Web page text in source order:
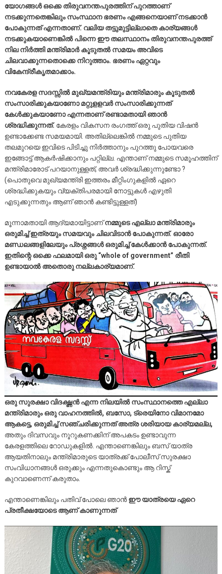
യോഗങ്ങൾ ഒക്കെ തിരുവനന്തപുരത്തിന് പുറത്താണ്
നടക്കുന്നതെങ്കിലും സംസ്ഥാന ഭരണം എങ്ങനെയാണ് നടക്കാൻ
പോകുന്നത് എന്നതാണ്. വലിയ തട്ടുമുട്ടില്ലാതെ കാര്യങ്ങൾ
നടക്കുകയാണെങ്കിൽ പിന്നെ ഈ തലസ്ഥാനം തിരുവനന്തപുരത്ത്
നില നിർത്തി മന്ത്രിമാർ കൂടുതൽ സമയം അവിടെ
ചിലവാക്കുന്നതൊക്കെ നിറുത്താം. ഭരണം ഏറ്റവും
വികേന്ദ്രീകൃതമാക്കാം.
നവകേരള സദസ്സിൽ മുഖ്യമന്ത്രിയും മന്ത്രിമാരും കൂടുതൽ
സംസാരിക്കുകയാണോ മറ്റുളളവർ സംസാരിക്കുന്നത്
കേൾക്കുകയാണോ എന്നതാണ് രണ്ടാമതായി ഞാൻ
ശ്രദ്ധിക്കുന്നത്. കേരളം വികസന രംഗത്ത് ഒരു പുതിയ വിഷൻ
ഉണ്ടാക്കേണ്ട സമയമായി. അതില്ലെങ്കിൽ നമ്മുടെ പുതിയ
തലമുറയെ ഇവിടെ പിടിച്ചു നിർത്താനും പുറത്തു പോയവരെ
ഇങ്ങോട്ട് ആകർഷിക്കാനും പറ്റില്ല. എന്താണ് നമ്മുടെ സമൂഹത്തിന്
മന്ത്രിമാരോട് പറയാനുള്ളത്, അവർ ശ്രദ്ധിക്കുന്നുണ്ടോ ?
(പൊതുവെ മുഖ്യമന്ത്രി ഇത്തരം മീറ്റിംഗുകളിൽ ഏറെ
ശ്രദ്ധിക്കുകയും വ്യക്തിപരമായി നോട്ടുകൾ എഴുതി
എടുക്കുന്നതും ആണ് ഞാൻ കണ്ടിട്ടുള്ളത്)
മൂന്നാമതായി ആദ്യമായിട്ടാണ്നമ്മുടെ എല്ലാ മന്ത്രിമാരും
ഒരുമിച്ച് ഇത്രയും സമയവും ചിലവിടാൻ പോകുന്നത്. ഓരോ
മണ്ഡലങ്ങളിലേയും പ്രശ്നങ്ങൾ ഒരുമിച്ച് കേൾക്കാൻ പോകുന്നത്.
ഇതിന്റെ ഒക്കെ ഫലമായി ഒരു “whole of government” രീതി
ഉണ്ടായാൽ അതൊരു നല്ലകാര്യമാണ്.
ഒരു സുരക്ഷാ വിദഗ്ദ്ധൻ എന്ന നിലയിൽ സംസ്ഥാനത്തെ എല്ലാ
മന്ത്രിമാരും ഒരു വാഹനത്തിൽ, ബസോ, ട്രെയിനോ വിമാനമോ
ആകട്ടെ, ഒരുമിച്ച് സഞ്ചരിക്കുന്നത് അത്ര ശരിയായ കാര്യമല്ല,
അതും ദിവസവും നൂറുകണക്കിന് അപകടം ഉണ്ടാവുന്ന
കേരളത്തിലെ റോഡുകളിൽ. എന്താണെങ്കിലും ബസ് യാത്ര
ആയതിനാലും മന്ത്രിമാരുടെ യാത്രക്ക് പോലീസ് സുരക്ഷാ
സംവിധാനങ്ങൾ ഒരുക്കും എന്നതുകൊണ്ടും ആ റിസ്ക്
കുറവാണെന്ന് കരുതാം.
എന്താണെങ്കിലും പതിവ് പോലെ ഞാൻ ഈ യാത്രയെ ഏറെ
പ്രതീക്ഷയോടെ ആണ് കാണുന്നത്